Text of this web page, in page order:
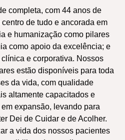
completa, com 44 anos de
de tudo e ancorada em
e humanização como pilares
como apoio da excelência; e
e corporativa. Nossos
estão disponíveis para toda
da vida, com qualidade
altamente capacitados e
expansão, levando para
Dei de Cuidar e de Acolher.
a vida dos nossos pacientes